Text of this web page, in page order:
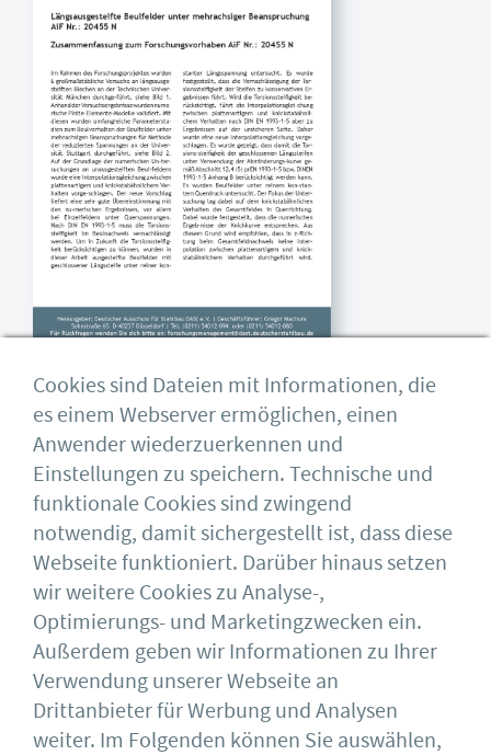
DASt-Kurzbericht 2021/5
Längsausgesteifte Beulfelder unter
mehrachsiger Beanspruchung AiF Nr.: 20455 N
Download
Cookies sind Dateien mit Informationen, die
es einem Webserver ermöglichen, einen
Anwender wiederzuerkennen und
Einstellungen zu speichern. Technische und
funktionale Cookies sind zwingend
notwendig, damit sichergestellt ist, dass diese
Webseite funktioniert. Darüber hinaus setzen
wir weitere Cookies zu Analyse-,
Optimierungs- und Marketingzwecken ein.
Außerdem geben wir Informationen zu Ihrer
Verwendung unserer Webseite an
Drittanbieter für Werbung und Analysen
weiter. Im Folgenden können Sie auswählen,